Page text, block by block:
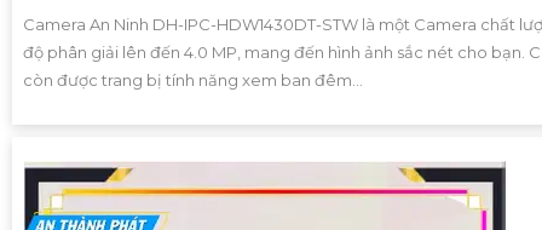
Camera An Ninh DH-IPC-HDW1430DT-STW là một Camera chất
độ phân giải lên đến 4.0 MP, mang đến hình ảnh sắc nét cho bạn.
còn được trang bị tính năng xem ban đêm...